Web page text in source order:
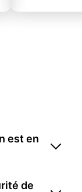
est en
de